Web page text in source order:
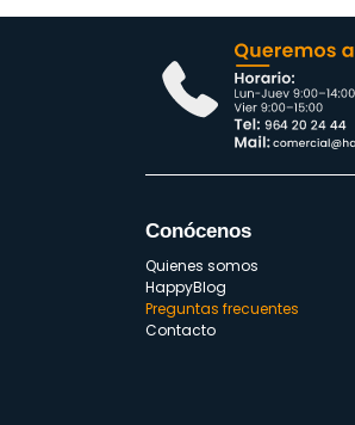
Conócenos
Quienes somos
HappyBlog
Preguntas frecuentes
Contacto